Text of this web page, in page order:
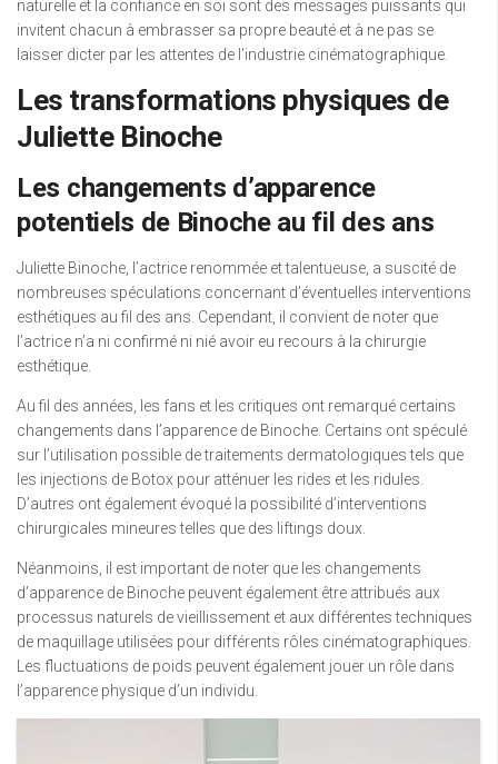
naturelle et la confiance en soi sont des messages puissants qui
invitent chacun à embrasser sa propre beauté et à ne pas se
laisser dicter par les attentes de l’industrie cinématographique.
Les transformations physiques de
Juliette Binoche
Les changements d’apparence
potentiels de Binoche au fil des ans
Juliette Binoche, l’actrice renommée et talentueuse, a suscité de
nombreuses spéculations concernant d’éventuelles interventions
esthétiques au fil des ans. Cependant, il convient de noter que
l’actrice n’a ni confirmé ni nié avoir eu recours à la chirurgie
esthétique.
Au fil des années, les fans et les critiques ont remarqué certains
changements dans l’apparence de Binoche. Certains ont spéculé
sur l’utilisation possible de traitements dermatologiques tels que
les injections de Botox pour atténuer les rides et les ridules.
D’autres ont également évoqué la possibilité d’interventions
chirurgicales mineures telles que des liftings doux.
Néanmoins, il est important de noter que les changements
d’apparence de Binoche peuvent également être attribués aux
processus naturels de vieillissement et aux différentes techniques
de maquillage utilisées pour différents rôles cinématographiques.
Les fluctuations de poids peuvent également jouer un rôle dans
l’apparence physique d’un individu.